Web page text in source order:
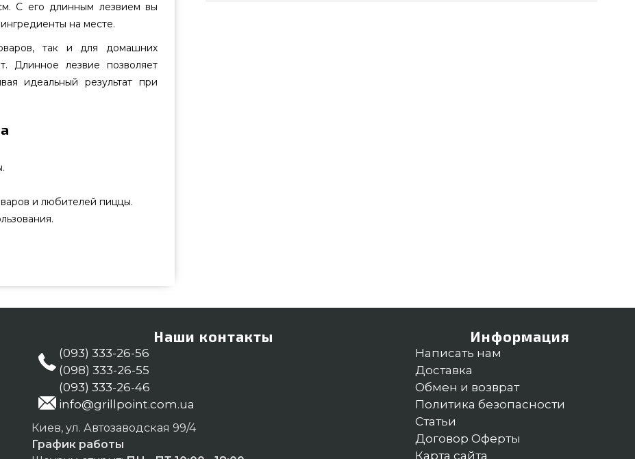
С его длинным лезвием вы
на месте.
так и для домашних
Длинное лезвие позволяет
идеальный результат при
и любителей пиццы.
в каталоге grillpoint.com.ua
26-55 и мы привезем жителям
Наши контакты
(093) 333-26-56
(098) 333-26-55
(093) 333-26-46
info@grillpoint.com.ua
Киев, ул. Автозаводская 99/4
График работы
Информация
Написать нам
Доставка
Обмен и возврат
Политика безопасности
Статьи
Договор Оферты
Карта сайта